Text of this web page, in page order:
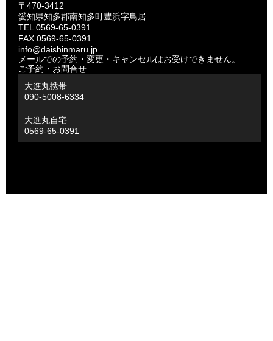
〒470-3412
愛知県知多郡南知多町豊浜字鳥居
TEL 0569-65-0391
FAX 0569-65-0391
info@daishinmaru.jp
メールでの予約・変更・キャンセルはお受けできません。
ご予約・お問合せ
大進丸携帯
090-5008-6334
大進丸自宅
0569-65-0391